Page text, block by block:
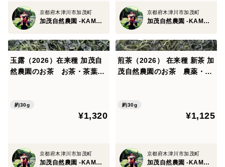
京都府木津川市加茂町
加茂自然農園 -KAMO Nature Farm-
京都府木津川市加茂町
加茂自然農園 -KAMO Nature Farm-
玉露（2026）在来種 加茂自
然農園のお茶 お茶・茶葉
用 緑茶
約30g
¥1,320
京都府木津川市加茂町
加茂自然農園 -KAMO Nature Farm-
煎茶（2026） 在来種 新茶 加
茂自然農園のお茶 農薬・肥
約30g
¥1,125
京都府木津川市加茂町
加茂自然農園 -KAMO Nature Farm-